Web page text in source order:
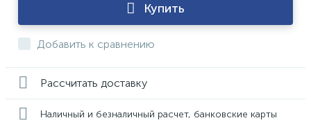
Купить
Добавить к сравнению
Рассчитать доставку
Наличный и безналичный расчет, банковские карты